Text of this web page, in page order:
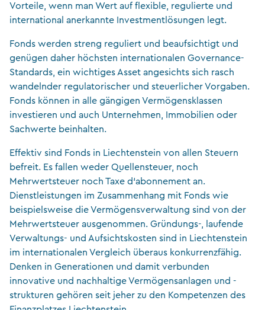
Vorteile, wenn man Wert auf flexible, regulierte und
international anerkannte Investmentlösungen legt.
Fonds werden streng reguliert und beaufsichtigt und
genügen daher höchsten internationalen Governance-
Standards, ein wichtiges Asset angesichts sich rasch
wandelnder regulatorischer und steuerlicher Vorgaben.
Fonds können in alle gängigen Vermögensklassen
investieren und auch Unternehmen, Immobilien oder
Sachwerte beinhalten.
Effektiv sind Fonds in Liechtenstein von allen Steuern
befreit. Es fallen weder Quellensteuer, noch
Mehrwertsteuer noch Taxe d‘abonnement an.
Dienstleistungen im Zusammenhang mit Fonds wie
beispielsweise die Vermögensverwaltung sind von der
Mehrwertsteuer ausgenommen. Gründungs-, laufende
Verwaltungs- und Aufsichtskosten sind in Liechtenstein
im internationalen Vergleich überaus konkurrenzfähig.
Denken in Generationen und damit verbunden
innovative und nachhaltige Vermögensanlagen und -
strukturen gehören seit jeher zu den Kompetenzen des